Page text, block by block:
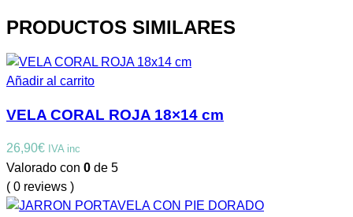
PRODUCTOS SIMILARES
Añadir al carrito
VELA CORAL ROJA 18×14 cm
26,90€ IVA inc
Valorado con 0 de 5
( 0 reviews )